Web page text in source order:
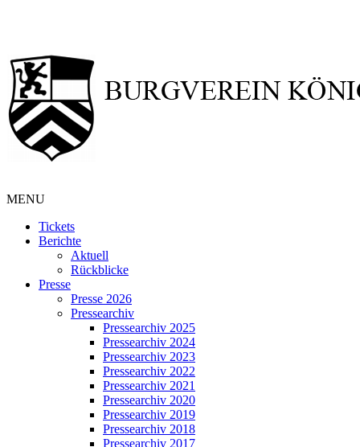
MENU
Tickets
Berichte
Aktuell
Rückblicke
Presse
Presse 2026
Pressearchiv
Pressearchiv 2025
Pressearchiv 2024
Pressearchiv 2023
Pressearchiv 2022
Pressearchiv 2021
Pressearchiv 2020
Pressearchiv 2019
Pressearchiv 2018
Pressearchiv 2017